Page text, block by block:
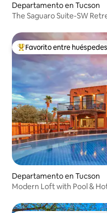
Departamento en Tucson
The Saguaro Suite-SW
Favorito entre los
Favorito entre huéspedes
Departamento en Tucson
Modern Loft with Pool &